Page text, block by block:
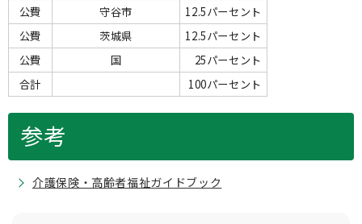
公費
守谷市
12.5パーセント
公費
茨城県
12.5パーセント
公費
国
25パーセント
合計
100パーセント
参考
介護保険・高齢者福祉ガイドブック